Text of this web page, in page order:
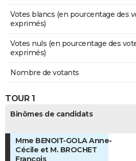
Votes blancs (en pourcentage des
exprimés)
Votes nuls (en pourcentage des
exprimés)
Nombre de votants
TOUR 1
Binômes de candidats
Mme BENOIT-GOLA Anne-
Cécile et M. BROCHET
François